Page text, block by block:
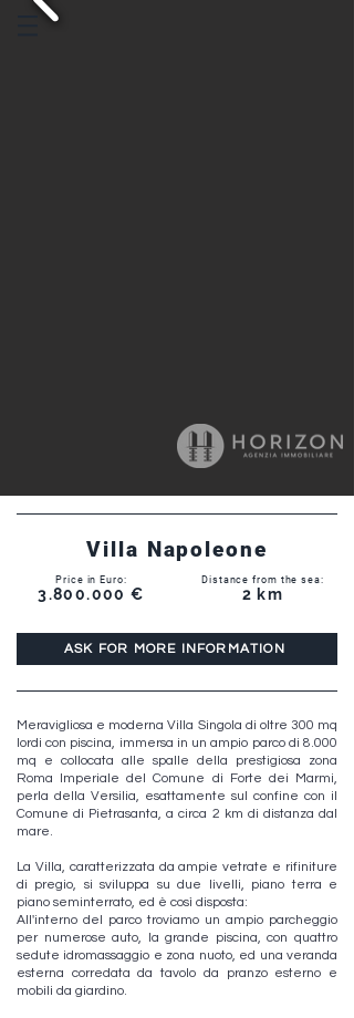
Villa Napoleone
Price in Euro:
3.800.000 €
Distance from the sea:
2 km
ASK FOR MORE INFORMATION
Meravigliosa e moderna Villa Singola di oltre 300 mq
lordi con piscina, immersa in un ampio parco di 8.000
mq e collocata alle spalle della prestigiosa zona
Roma Imperiale del Comune di Forte dei Marmi,
perla della Versilia, esattamente sul confine con il
Comune di Pietrasanta, a circa 2 km di distanza dal
mare.
La Villa, caratterizzata da ampie vetrate e rifiniture
di pregio, si sviluppa su due livelli, piano terra e
piano seminterrato, ed è così disposta:
All'interno del parco troviamo un ampio parcheggio
per numerose auto, la grande piscina, con quattro
sedute idromassaggio e zona nuoto, ed una veranda
esterna corredata da tavolo da pranzo esterno e
mobili da giardino.